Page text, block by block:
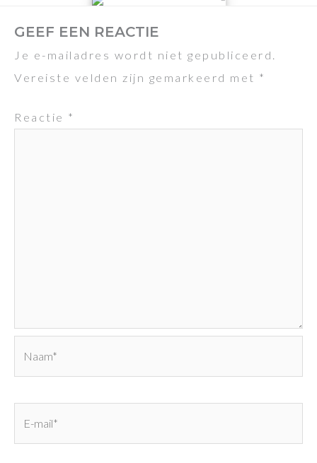
GEEF EEN REACTIE
Je e-mailadres wordt niet gepubliceerd.
Vereiste velden zijn gemarkeerd met *
Reactie *